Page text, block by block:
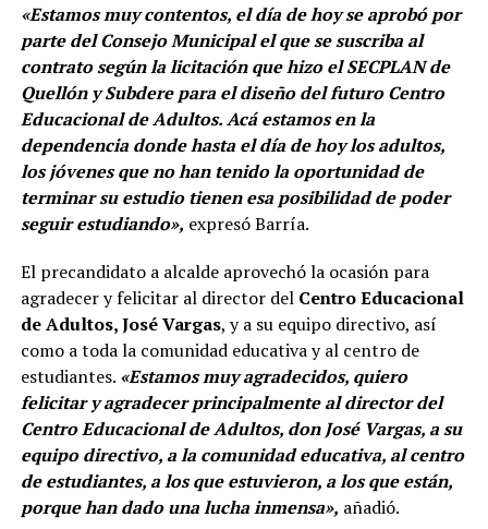
«Estamos muy contentos, el día de hoy se aprobó por
parte del Consejo Municipal el que se suscriba al
contrato según la licitación que hizo el SECPLAN de
Quellón y Subdere para el diseño del futuro Centro
Educacional de Adultos. Acá estamos en la
dependencia donde hasta el día de hoy los adultos,
los jóvenes que no han tenido la oportunidad de
terminar su estudio tienen esa posibilidad de poder
seguir estudiando», expresó Barría.
El precandidato a alcalde aprovechó la ocasión para
agradecer y felicitar al director del Centro Educacional
de Adultos, José Vargas, y a su equipo directivo, así
como a toda la comunidad educativa y al centro de
estudiantes. «Estamos muy agradecidos, quiero
felicitar y agradecer principalmente al director del
Centro Educacional de Adultos, don José Vargas, a su
equipo directivo, a la comunidad educativa, al centro
de estudiantes, a los que estuvieron, a los que están,
porque han dado una lucha inmensa», añadió.